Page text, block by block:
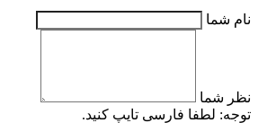
نام شما
نظر شما
توجه: لطفا فارسی تایپ کنید.